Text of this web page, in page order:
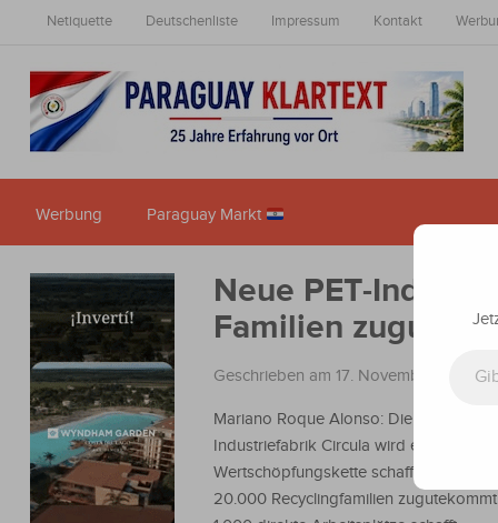
Netiquette Deutschenliste Impressum Kontakt
Werbung Paraguay Markt
Neue PET-
Familien zugute
Geschrieben am 17. November 2023 in
Mariano Roque Alonso: Die neue PET-
Industriefabrik Circula wird eine
Wertschöpfungskette schaffen, die mehr
20.000 Recyclingfamilien